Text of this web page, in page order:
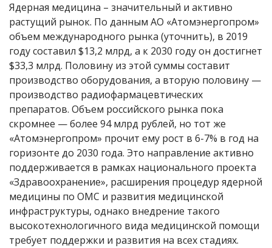
Ядерная медицина – значительный и активно
растущий рынок. По данным АО «Атомэнергопром»
объем международного рынка (уточнить), в 2019
году составил $13,2 млрд, а к 2030 году он достигнет
$33,3 млрд. Половину из этой суммы составит
производство оборудования, а вторую половину —
производство радиофармацевтических
препаратов. Объем российского рынка пока
скромнее — более 94 млрд рублей, но тот же
«Атомэнергопром» прочит ему рост в 6-7% в год на
горизонте до 2030 года. Это направление активно
поддерживается в рамках национального проекта
«Здравоохранение», расширения процедур ядерной
медицины по ОМС и развития медицинской
инфраструктуры, однако внедрение такого
высокотехнологичного вида медицинской помощи
требует поддержки и развития на всех стадиях.